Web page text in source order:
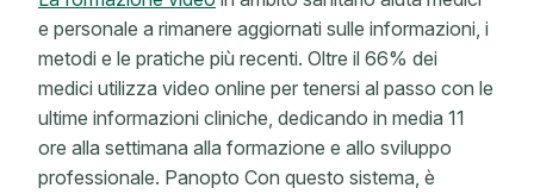
e personale a rimanere aggiornati sulle informazioni, i
metodi e le pratiche più recenti. Oltre il 66% dei
medici utilizza video online per tenersi al passo con le
ultime informazioni cliniche, dedicando in media 11
ore alla settimana alla formazione e allo sviluppo
professionale. Panopto Con questo sistema, è